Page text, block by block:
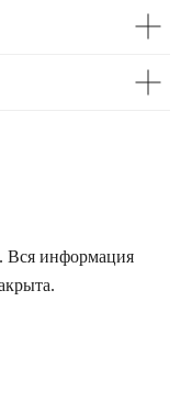
Вся информация